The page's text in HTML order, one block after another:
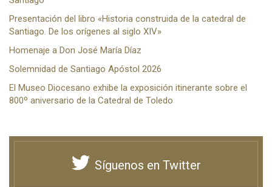
Presentación del libro «Historia construida de la catedral de
Santiago. De los orígenes al siglo XIV»
Homenaje a Don José María Díaz
Solemnidad de Santiago Apóstol 2026
El Museo Diocesano exhibe la exposición itinerante sobre el
800º aniversario de la Catedral de Toledo
Síguenos en Twitter